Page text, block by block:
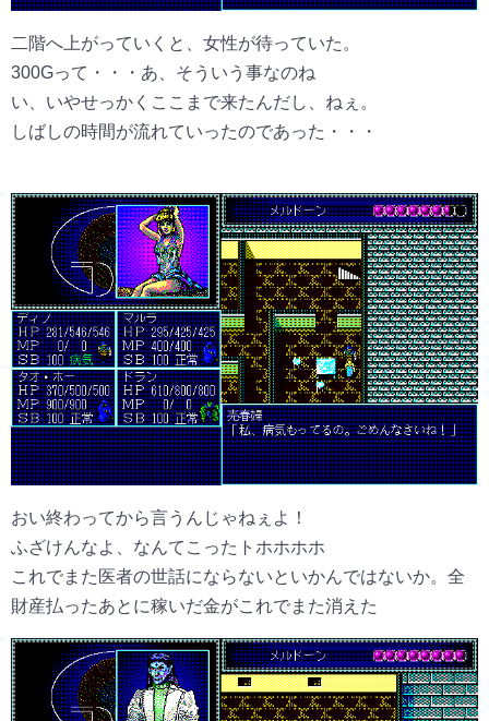
二階へ上がっていくと、女性が待っていた。
300Gって・・・あ、そういう事なのね
い、いやせっかくここまで来たんだし、ねぇ。
しばしの時間が流れていったのであった・・・
おい終わってから言うんじゃねぇよ！
ふざけんなよ、なんてこったトホホホホ
これでまた医者の世話にならないといかんではないか。全
財産払ったあとに稼いだ金がこれでまた消えた